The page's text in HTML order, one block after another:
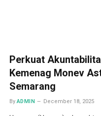
Perkuat
Kemenag Monev
Semarang
By ADMIN December 18, 2025